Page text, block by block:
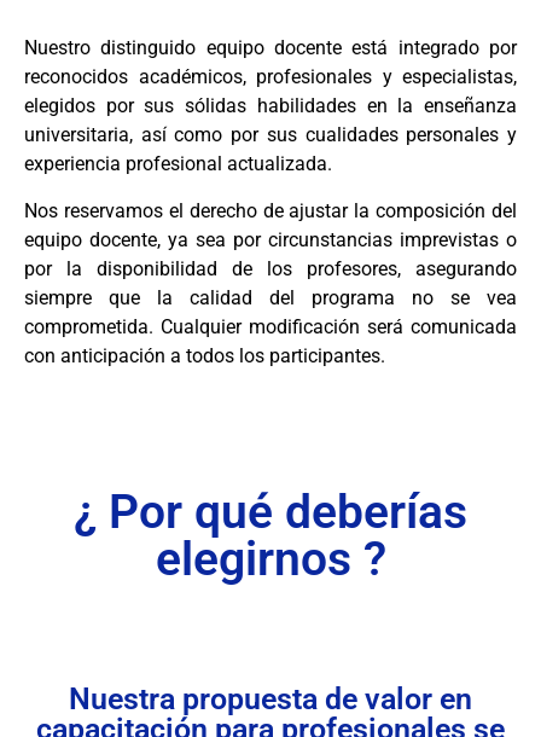
Nuestro distinguido equipo docente está integrado por
reconocidos académicos, profesionales y especialistas,
elegidos por sus sólidas habilidades en la enseñanza
universitaria, así como por sus cualidades personales y
experiencia profesional actualizada.
Nos reservamos el derecho de ajustar la composición del
equipo docente, ya sea por circunstancias imprevistas o
por la disponibilidad de los profesores, asegurando
siempre que la calidad del programa no se vea
comprometida. Cualquier modificación será comunicada
con anticipación a todos los participantes.
¿ Por qué deberías
elegirnos ?
Nuestra propuesta de valor en
capacitación para profesionales se